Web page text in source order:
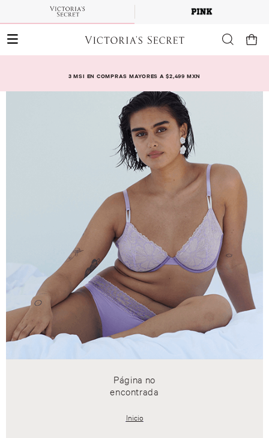
3 MSI EN COMPRAS MAYORES A $2,499 MXN
Página no
encontrada
Inicio